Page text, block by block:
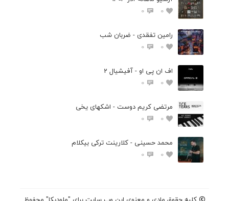
0
0
رامین تفقدی - ضربان شب
0
0
اف ان پی او - آفیشیال 2
0
0
مرتضی کریم دوست - اشکهای یخی
0
0
محمد حسینی - کلارینت ترکی بیکلام
0
0